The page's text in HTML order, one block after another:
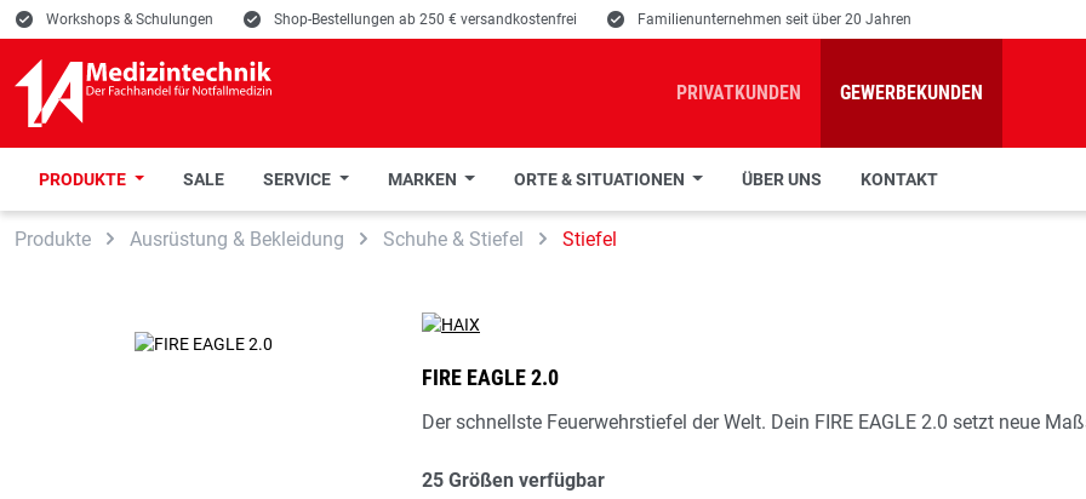
Zur Suche springen
Zur Hauptnavigation springen
E Workshops & Schulungen E Shop-Bestellungen ab 250 € versandkostenfrei E Familienunternehmen seit über 20 Jahren
PRIVATKUNDEN GEWERBEKUNDEN
PRODUKTE SALE SERVICE MARKEN ORTE & SITUATIONEN ÜBER UNS KONTAKT
Produkte Ausrüstung & Bekleidung Schuhe & Stiefel Stiefel
FIRE EAGLE 2.0
Der schnellste Feuerwehrstiefel der Welt. Dein FIRE EAGLE 2.0 setzt neue
25 Größen verfügbar